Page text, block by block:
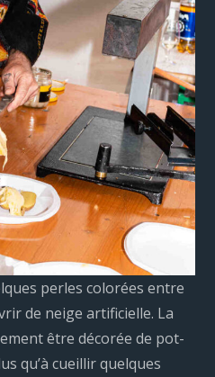
perles colorées entre
de neige artificielle. La
être décorée de pot-
qu’à cueillir quelques